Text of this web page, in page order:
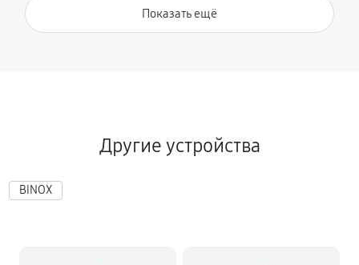
Показать ещё
Другие устройства
BINOX